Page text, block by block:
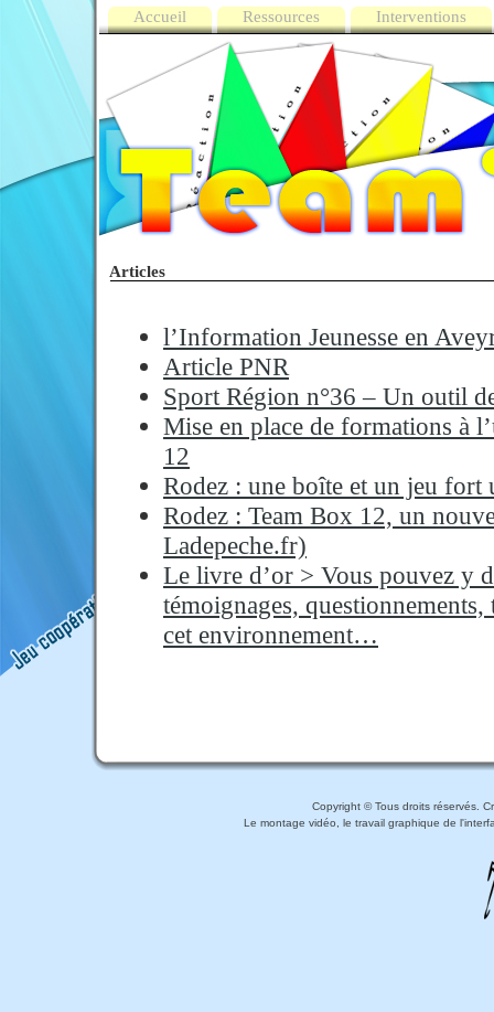
Accueil Ressources Interventions
Articles
l’Information Jeunesse en
Article PNR
Sport Région n°36 – Un outil
Mise en place de formations à
12
Rodez : une boîte et un jeu
Rodez : Team Box 12, un
Ladepeche.fr)
Le livre d’or > Vous pouvez y
témoignages,
cet environnement…
Copyright © Tous droits réservés.
Le montage vidéo, le travail graphique de